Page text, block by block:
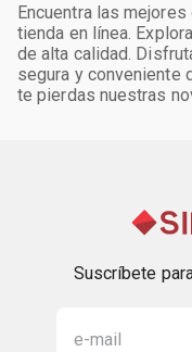
Encuentra las
tienda en línea.
de alta calidad.
segura y conveniente
te pierdas nuestras
Suscríbete